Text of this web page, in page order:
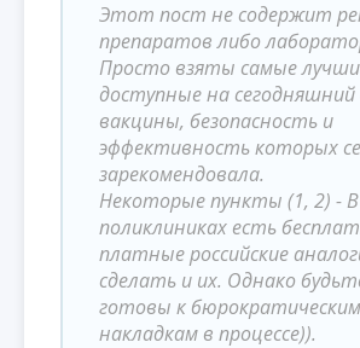
Этот пост не содержит
препаратов либо
Просто взяты самые
доступные на сегодняшний
вакцины, безопасность и
эффективность которых
зарекомендовала.
Некоторые пункты (1, 2) - В
поликлиниках есть
платные российские
сделать и их. Однако
готовы к бюрократическим
накладкам в процессе)).